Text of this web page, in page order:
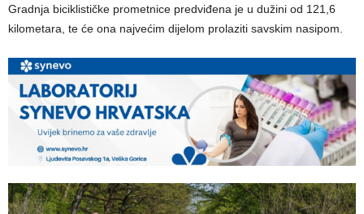
Gradnja biciklističke prometnice predviđena je u dužini od 121,6
kilometara, te će ona najvećim dijelom prolaziti savskim nasipom.